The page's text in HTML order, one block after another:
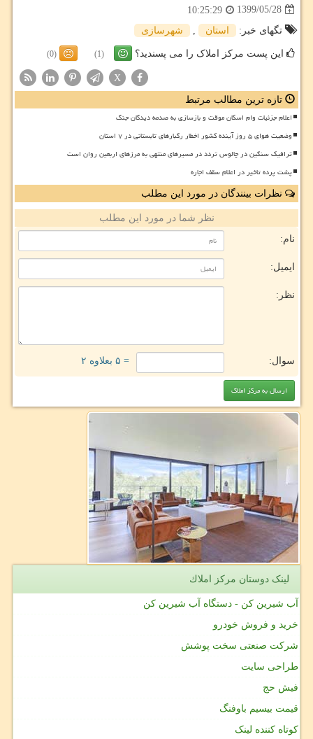
1399/05/28
10:25:29
تگهای خبر:
استان , شهرسازی
این پست مرکز املاک را می پسندید؟ (1)
(0)
X
تازه ترین مطالب مرتبط
اعلام جزئیات وام اسکان موقت و بازسازی به صدمه دیدگان جنگ
وضعیت هوای ۵ روز آینده کشور اخطار رگبارهای تابستانی در ۷ استان
ترافیک سنگین در چالوس تردد در مسیرهای منتهی به مرزهای اربعین روان است
پشت پرده تاخیر در اعلام سقف اجاره
نظرات بینندگان در مورد این مطلب
نظر شما در مورد این مطلب
نام:
ایمیل:
نظر:
سوال: = ۵ بعلاوه ۲
لینک دوستان مركز املاك
آب شیرین کن - دستگاه آب شیرین کن
خرید و فروش خودرو
شرکت صنعتی سخت پوشش
طراحی سایت
فیش حج
قیمت بیسیم باوفنگ
کوتاه کننده لینک